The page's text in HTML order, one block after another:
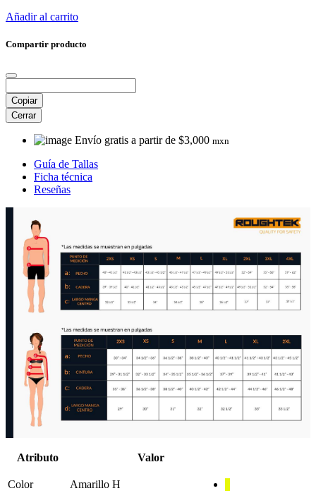
Añadir al carrito
Compartir producto
Copiar
Cerrar
Envío gratis a partir de $3,000 mxn
Guía de Tallas
Ficha técnica
Reseñas
Atributo Valor
Color Amarillo H